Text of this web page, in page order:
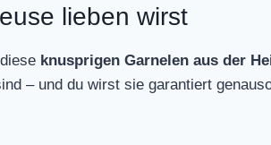
lieben wirst
knusprigen Garnelen aus der
– und du wirst sie garantiert